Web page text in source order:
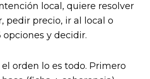
local, quiere resolver
pedir precio, ir al local o
y decidir.
el orden lo es todo. Primero